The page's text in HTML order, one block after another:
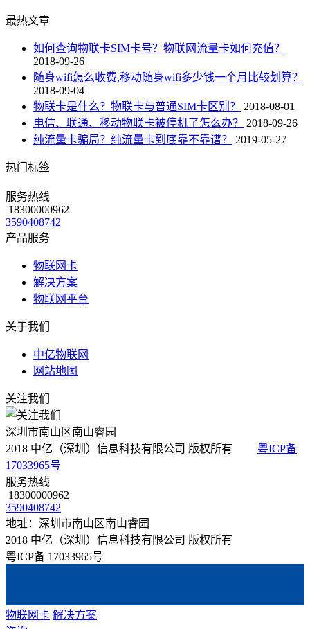
最热文章
如何查询物联卡SIM卡号？物联网流量卡如何充值？
2018-09-26
随身wifi怎么收费,移动随身wifi多少钱一个月比较划算？
2018-09-04
物联卡是什么？物联卡与普通SIM卡区别？
2018-08-01
电信、联通、移动物联卡被停机了怎么办？
2018-09-26
纯流量卡骗局？纯流量卡到底靠不靠谱？
2019-05-27
热门标签
服务热线
18300000962
3590408742
产品服务
物联网卡
解决方案
物联网平台
关于我们
中亿物联网
网站地图
关注我们
深圳市南山区南山睿园
2018 中亿（深圳）信息科技有限公司 版权所有 粤ICP备
17033965号
服务热线
18300000962
3590408742
地址：深圳市南山区南山睿园
2018 中亿（深圳）信息科技有限公司 版权所有
粤ICP备 17033965号
物联网卡 解决方案